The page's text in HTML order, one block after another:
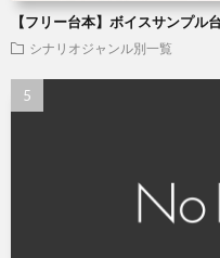
【フリー台本】ボイスサンプル
シナリオジャンル別一覧